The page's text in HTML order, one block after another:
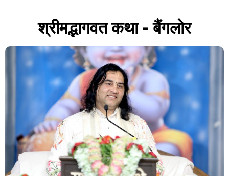
श्रीमद्भागवत कथा - बैंगलोर